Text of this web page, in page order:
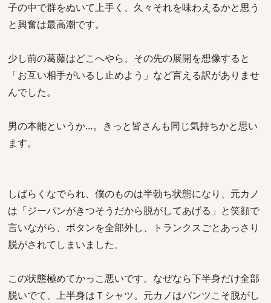
子の中で群をぬいて上手く、久々それを味わえるかと思う
と興奮は最高潮です。
少し前の葛藤はどこへやら、その先の展開を想像すると
「お互い相手がいるし止めよう」など言える訳がありませ
んでした。
男の本能というか…。きっと皆さんも同じ気持ちかと思い
ます。
しばらくなでられ、僕のものは半勃ち状態になり、元カノ
は「ジーパンがきつそうだから脱がしてあげる」と笑顔で
言いながら、ボタンを全部外し、トランクスごとあっさり
脱がされてしまいました。
この状態極めてかっこ悪いです。なぜなら下半身だけ全部
脱いでて、上半身はＴシャツ。元カノはパンツこそ脱がし